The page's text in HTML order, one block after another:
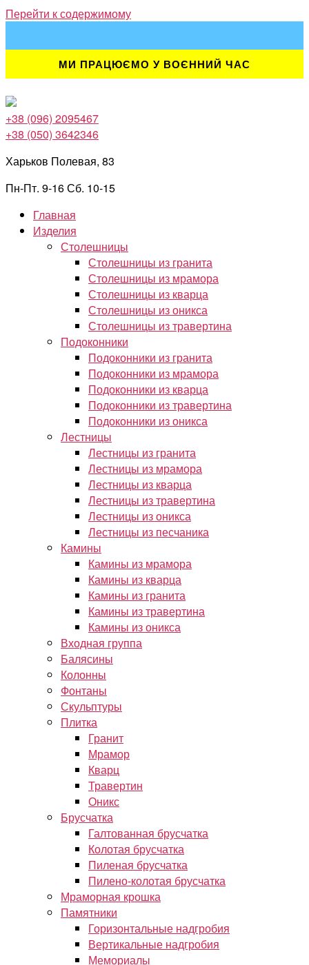
Перейти к содержимому
МИ ПРАЦЮЄМО У ВОЄННИЙ ЧАС
+38 (096) 2095467
+38 (050) 3642346
Харьков Полевая, 83
Пн-Пт. 9-16 Сб. 10-15
Главная
Изделия
Столешницы
Столешницы из гранита
Столешницы из мрамора
Столешницы из кварца
Столешницы из оникса
Столешницы из травертина
Подоконники
Подоконники из гранита
Подоконники из мрамора
Подоконники из кварца
Подоконники из травертина
Подоконники из оникса
Лестницы
Лестницы из гранита
Лестницы из мрамора
Лестницы из кварца
Лестницы из травертина
Лестницы из оникса
Лестницы из песчаника
Камины
Камины из мрамора
Камины из кварца
Камины из гранита
Камины из травертина
Камины из оникса
Входная группа
Балясины
Колонны
Фонтаны
Скульптуры
Плитка
Гранит
Мрамор
Кварц
Травертин
Оникс
Брусчатка
Галтованная брусчатка
Колотая брусчатка
Пиленая брусчатка
Пилено-колотая брусчатка
Мраморная крошка
Памятники
Горизонтальные надгробия
Вертикальные надгробия
Мемориалы